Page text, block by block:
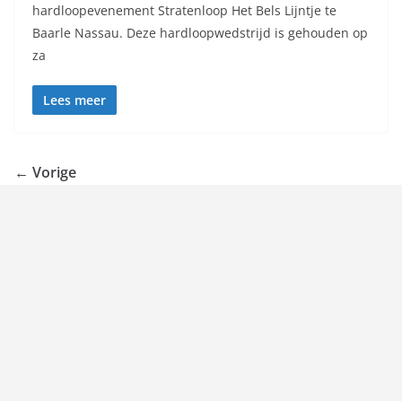
hardloopevenement Stratenloop Het Bels Lijntje te
Baarle Nassau. Deze hardloopwedstrijd is gehouden op
za
Lees meer
← Vorige